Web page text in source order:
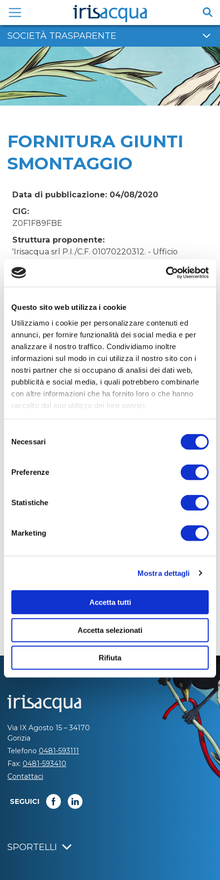
Questo sito web utilizza i cookie
Utilizziamo i cookie per personalizzare contenuti ed
annunci, per fornire funzionalità dei social media e per
analizzare il nostro traffico. Condividiamo inoltre
informazioni sul modo in cui utilizza il nostro sito con i
nostri partner che si occupano di analisi dei dati web,
pubblicità e social media, i quali potrebbero combinarle
con altre informazioni che ha fornito loro o che hanno
raccolto dal suo utilizzo dei loro servizi.
delNecessari
Preferenze
Statistiche
Marketing
Mostra dettagli
Accetta tutti
Accetta selezionati
Rifiuta
contenuto
SOCIETÀ TRASPARENTE
FORNITURA GIUNTI
SMONTAGGIO
Data di pubblicazione: 04/08/2020
CIG:
Z0F1F89FBE
Struttura proponente:
'Irisacqua srl P.I./C.F. 01070220312. - Ufficio
Oggetto:
Elenco operatori invitati:
Codice Fiscale:
Procedura di scelta:
Affidamento ai sensi del Regolamento Generale
Aziendale per Lavori Servizi e Forniture
Aggiudicatario Nome:
GEATTI ARNALDO SPA - cod. fisc. 01384420301
Importo Aggiudicazione:
1638,0000
Tempi di completamento:
Importo Liquidato:
Pagina aggiornata il 04/08/2020
Via IX Agosto 15 – 34170
Gorizia
Telefono 0481-593111
Fax: 0481-593410
Contattaci
SEGUICI
SPORTELLI